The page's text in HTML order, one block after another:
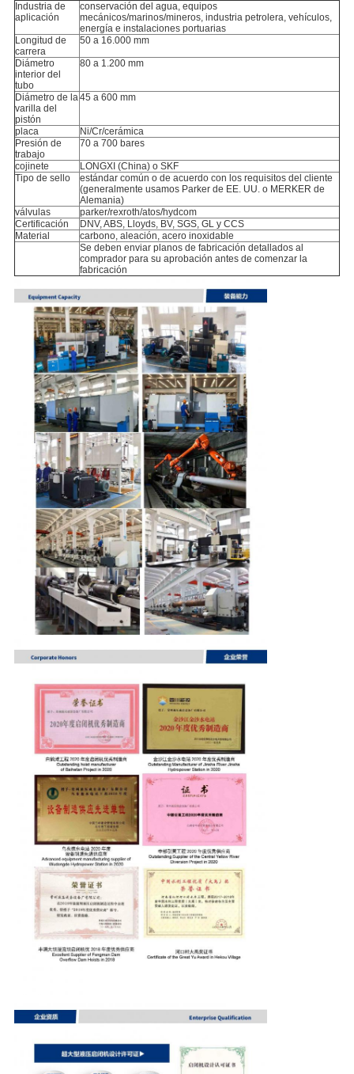
Industria de
aplicación
conservación del agua, equipos
mecánicos/marinos/mineros, industria petrolera, vehículos,
energía e instalaciones portuarias
Longitud de
carrera
50 a 16.000 mm
Diámetro
interior del
tubo
80 a 1.200 mm
Diámetro de la
varilla del
pistón
45 a 600 mm
placa
Ni/Cr/cerámica
Presión de
trabajo
70 a 700 bares
cojinete
LONGXI (China) o SKF
Tipo de sello
estándar común o de acuerdo con los requisitos del cliente
(generalmente usamos Parker de EE. UU. o MERKER de
Alemania)
válvulas
parker/rexroth/atos/hydcom
Certificación
DNV, ABS, Lloyds, BV, SGS, GL y CCS
Material
carbono, aleación, acero inoxidable
Se deben enviar planos de fabricación detallados al
comprador para su aprobación antes de comenzar la
fabricación